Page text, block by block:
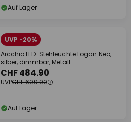
Auf Lager
UVP -20%
Arcchio LED-Stehleuchte Logan Neo,
silber, dimmbar, Metall
CHF 484.90
UVPCHF 609.90
Auf Lager